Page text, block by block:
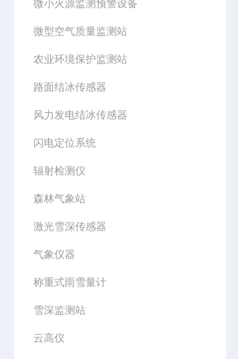
微小火源监测预警设备
微型空气质量监测站
农业环境保护监测站
路面结冰传感器
风力发电结冰传感器
闪电定位系统
辐射检测仪
森林气象站
激光雪深传感器
气象仪器
称重式雨雪量计
雪深监测站
云高仪